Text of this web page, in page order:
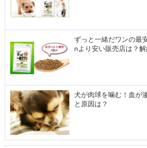
ずっと一緒だワンの最
nより安い販売店は？
犬が肉球を噛む！血が
と原因は？